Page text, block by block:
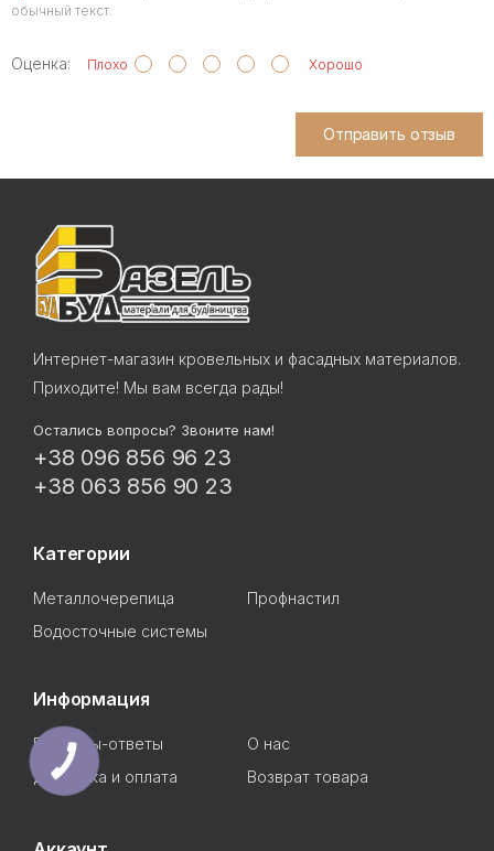
обычный текст.
Оценка: Плохо Хорошо
Отправить отзыв
Интернет-магазин кровельных и фасадных материалов.
Приходите! Мы вам всегда рады!
Остались вопросы? Звоните нам!
+38 096 856 96 23
+38 063 856 90 23
Категории
Металлочерепица
Профнастил
Водосточные системы
Информация
Вопросы-ответы
О нас
Доставка и оплата
Возврат товара